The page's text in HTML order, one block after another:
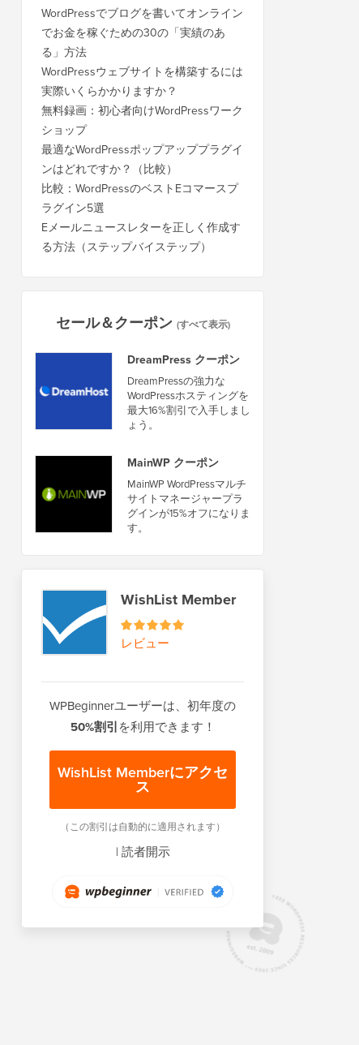
WordPressでブログを書いてオンライン
でお金を稼ぐための30の「実績のあ
る」方法
WordPressウェブサイトを構築するには
実際いくらかかりますか？
無料録画：初心者向けWordPressワーク
ショップ
最適なWordPressポップアッププラグイ
ンはどれですか？（比較）
比較：WordPressのベストEコマースプ
ラグイン5選
Eメールニュースレターを正しく作成す
る方法（ステップバイステップ）
セール＆クーポン (すべて表示)
DreamPress クーポン
DreamPressの強力な
WordPressホスティングを
最大16%割引で入手しまし
ょう。
MainWP クーポン
MainWP WordPressマルチ
サイトマネージャープラ
グインが15%オフになりま
す。
WishList Member
レビュー
WPBeginnerユーザーは、初年度の
50%割引を利用できます！
WishList Memberにアクセ
ス
（この割引は自動的に適用されます）
| 読者開示